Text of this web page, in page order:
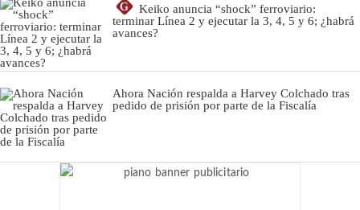
G
Keiko anuncia “shock” ferroviario:
terminar Línea 2 y ejecutar la 3, 4, 5 y 6; ¿habrá
avances?
Ahora Nación respalda a Harvey Colchado tras
pedido de prisión por parte de la Fiscalía